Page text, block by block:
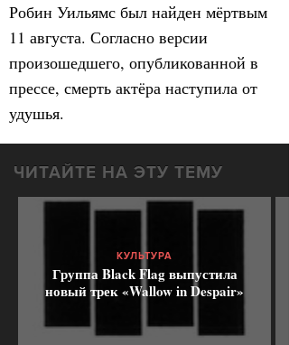
Робин Уильямс был найден мёртвым
11 августа. Согласно версии
произошедшего, опубликованной в
прессе, смерть актёра наступила от
удушья.
ЧИТАЙТЕ НА ЭТУ ТЕМУ
КУЛЬТУРА
Группа Black Flag выпустила
новый трек «Wallow in Despair»